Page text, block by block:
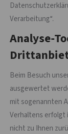
Verarbeitung“.
Analyse-
Beim Besuch
ausgewertet
mit sogenannten
Verhaltens erfolgt
nicht zu Ihnen